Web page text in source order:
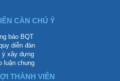
CẦN CHÚ Ý
báo BQT
diễn đàn
ý xây dựng
luận chung
THÀNH VIÊN